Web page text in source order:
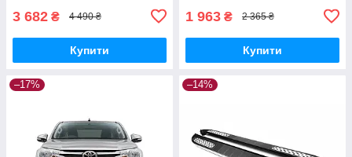
3 682 ₴ 4 490 ₴
Купити
1 963 ₴ 2 365 ₴
Купити
–17% –14%